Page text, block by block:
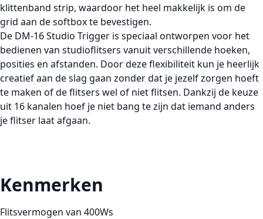
klittenband strip, waardoor het heel makkelijk is om de
grid aan de softbox te bevestigen.
De DM-16 Studio Trigger is speciaal ontworpen voor het
bedienen van studioflitsers vanuit verschillende hoeken,
posities en afstanden. Door deze flexibiliteit kun je heerlijk
creatief aan de slag gaan zonder dat je jezelf zorgen hoeft
te maken of de flitsers wel of niet flitsen. Dankzij de keuze
uit 16 kanalen hoef je niet bang te zijn dat iemand anders
je flitser laat afgaan.
Kenmerken
Flitsvermogen van 400Ws